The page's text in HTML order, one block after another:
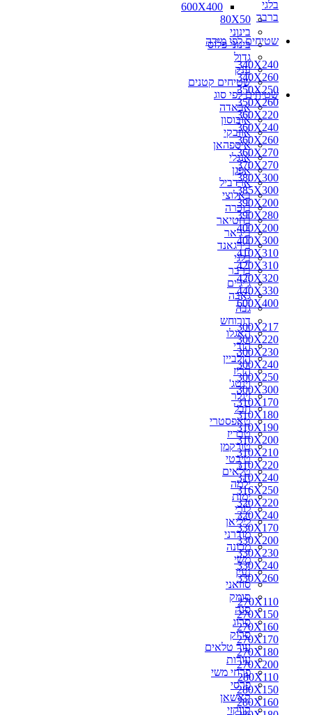
600X400
80X50
בינוני
בינוני פלוס
גדול
ענק
שטיחים קטנים
שטיחים לפי סוג
אבאדה
אובוסון
אוזבקי
איספהאן
אנגלי
אפגן
ארדביל
באלוצי
בוכרה
בחטיאר
ביג'אר
בירגאנד
בלגי
ברבר
ג'יג'ים
גאבה
גבה
דורוחש
האגלו
הודי
הולביין
הריז
וינטג'
זיגלר
חבל
טאפסטרי
טבריז
טורקמן
טיבטי
טלאים
ילמה
ימות
לורי
ליליאן
מודרני
מכונה
משי
נעין
סוזאני
סומק
סנה
סרוג
סרוק
עור טלאים
עורות
פרחי משי
פרסי
קאשאן
קווקזי
בלגי
ברבר
שטיחים לפי מידה
340X240
340X260
350X250
350X260
360X220
360X240
360X260
360X270
370X270
380X300
385X300
390X200
390X280
400X200
400X300
410X310
420X310
420X320
440X330
600X400
300X217
300X220
300X230
300X240
300X250
300X300
310X170
310X180
310X190
310X200
310X210
310X220
310X240
316X250
320X220
320X240
330X170
330X200
330X230
330X240
330X260
270X110
270X150
270X160
270X170
270X180
270X200
280X110
280X150
280X160